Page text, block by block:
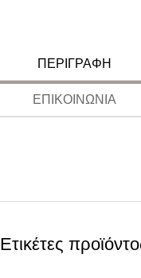
ΠΕΡΙΓΡΑΦΉ
ΕΠΙΚΟΙΝΩΝΊΑ
Ετικέτες